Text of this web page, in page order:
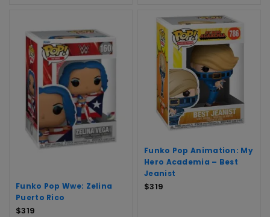
Funko Pop Wwe: Zelina
Puerto Rico
$319
Funko Pop Animation: My
Hero Academia – Best
Jeanist
$319